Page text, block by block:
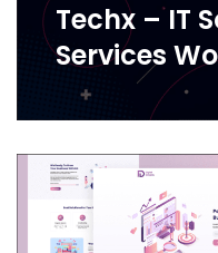
Techx – IT
Services
科技